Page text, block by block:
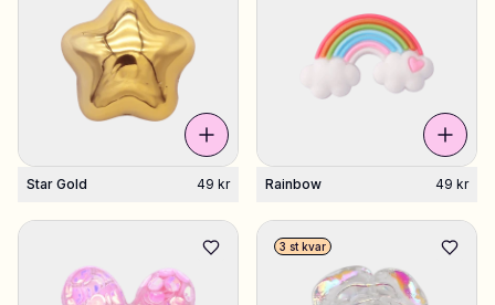
Limited Editions
Kundtjänst
Wishlist Mina ordrar
Star Gold 49 kr Rainbow 49 kr
3 st kvar